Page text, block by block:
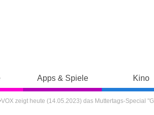
Apps & Spiele Kino
VOX zeigt heute (14.05.2023) das Muttertags-Special